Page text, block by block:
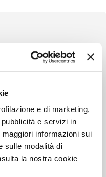
e di marketing,
e servizi in
informazioni sui
sulle modalità di
la nostra cookie